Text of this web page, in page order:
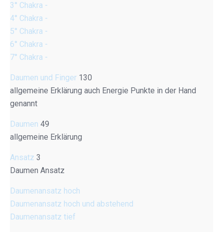
3° Chakra -
4° Chakra -
5° Chakra -
6° Chakra -
7° Chakra -
Daumen und Finger 130
allgemeine Erklärung auch Energie Punkte in der Hand
genannt
Daumen 49
allgemeine Erklärung
Ansatz 3
Daumen Ansatz
Daumenansatz hoch
Daumenansatz hoch und abstehend
Daumenansatz tief